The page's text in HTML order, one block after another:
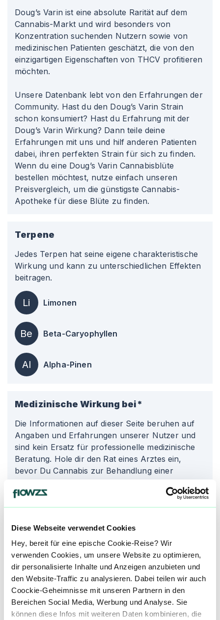
Diese Webseite verwendet Cookies
Hey, bereit für eine epische Cookie-Reise? Wir
verwenden Cookies, um unsere Website zu optimieren,
dir personalisierte Inhalte und Anzeigen anzubieten und
den Website-Traffic zu analysieren. Dabei teilen wir auch
Coockie-Geheimnisse mit unseren Partnern in den
Bereichen Social Media, Werbung und Analyse. Sie
können diese Infos mit weiteren Daten kombinieren, die
Doug’s Varin ist eine absolute Rarität auf dem
Cannabis-Markt und wird besonders von
Konzentration suchenden Nutzern sowie von
medizinischen Patienten geschätzt, die von den
einzigartigen Eigenschaften von THCV profitieren
möchten.
Unsere Datenbank lebt von den Erfahrungen der
Community. Hast du den Doug’s Varin Strain
schon konsumiert? Hast du Erfahrung mit der
Doug’s Varin Wirkung? Dann teile deine
Erfahrungen mit uns und hilf anderen Patienten
dabei, ihren perfekten Strain für sich zu finden.
Wenn du eine Doug’s Varin Cannabisblüte
bestellen möchtest, nutze einfach unseren
Preisvergleich, um die günstigste Cannabis-
Apotheke für diese Blüte zu finden.
Terpene
Jedes Terpen hat seine eigene charakteristische
Wirkung und kann zu unterschiedlichen Effekten
beitragen.
Li Limonen
Be Beta-Caryophyllen
Al Alpha-Pinen
Medizinische Wirkung bei*
Die Informationen auf dieser Seite beruhen auf
Angaben und Erfahrungen unserer Nutzer und
sind kein Ersatz für professionelle medizinische
Beratung. Hole dir den Rat eines Arztes ein,
bevor Du Cannabis zur Behandlung einer
Krankheit verwendest.
St Stress
An Angstzustände
Produktbewertungen zuDougs Varin
0,0 (0)